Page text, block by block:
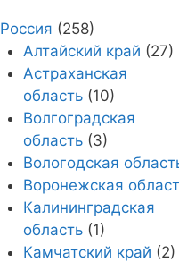
Россия (258)
Алтайский край (27)
Астраханская
область(10)
Волгоградская
область(3)
Вологодская
Воронежская
Калининградская
область(1)
Камчатский край (2)